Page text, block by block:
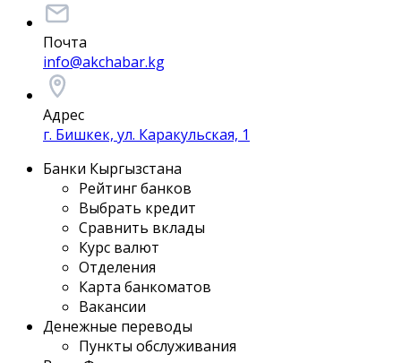
Почта
info@akchabar.kg
Адрес
г. Бишкек, ул. Каракульская, 1
Банки Кыргызстана
Рейтинг банков
Выбрать кредит
Сравнить вклады
Курс валют
Отделения
Карта банкоматов
Вакансии
Денежные переводы
Пункты обслуживания